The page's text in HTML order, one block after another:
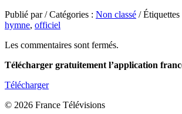
Publié par / Catégories : Non classé / Étiquettes
hymne, officiel
Les commentaires sont fermés.
Télécharger gratuitement l’application
Télécharger
© 2026 France Télévisions